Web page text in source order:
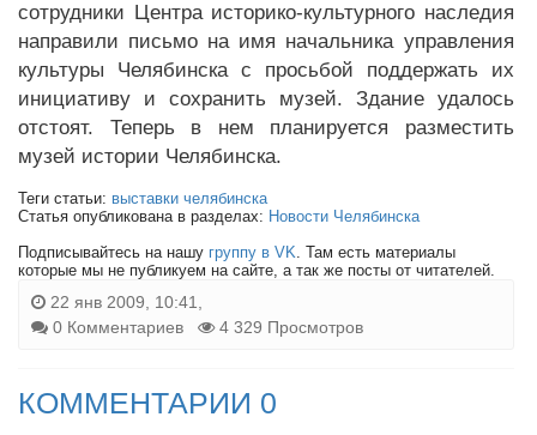
сотрудники Центра историко-культурного наследия
направили письмо на имя начальника управления
культуры Челябинска с просьбой поддержать их
инициативу и сохранить музей. Здание удалось
отстоят. Теперь в нем планируется разместить
музей истории Челябинска.
Теги статьи: выставки челябинска
Статья опубликована в разделах: Новости Челябинска
Подписывайтесь на нашу группу в VK. Там есть материалы
которые мы не публикуем на сайте, а так же посты от читателей.
22 янв 2009, 10:41,
0 Комментариев
4 329 Просмотров
КОММЕНТАРИИ 0